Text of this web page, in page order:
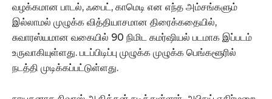
வழக்கமான பாடல், ஃபைட், காமெடி என எந்த அம்சங்களும்
இல்லாமல் முழுக்க வித்தியாசமான திரைக்கதையில்,
சுவாரஸ்யமான வகையில் 90 நிமிட கமர்ஷியல் படமாக இப்படம்
உருவாகியுள்ளது. படப்பிடிப்பு முழுக்க முழுக்க பெங்களூரில்
நடத்தி முடிக்கப்பட்டுள்ளது.